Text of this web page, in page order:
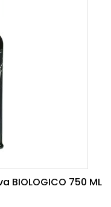
BIOLOGICO 750 ML